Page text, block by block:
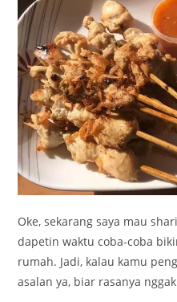
Oke, sekarang saya mau
dapetin waktu coba-coba
rumah. Jadi, kalau kamu
asalan ya, biar rasanya